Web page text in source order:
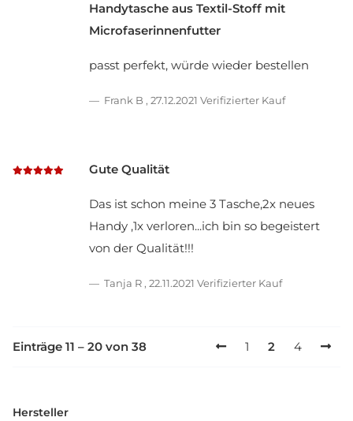
Handytasche aus Textil-Stoff mit
Microfaserinnenfutter
passt perfekt, würde wieder bestellen
Frank B , 27.12.2021 Verifizierter Kauf
Gute Qualität
Das ist schon meine 3 Tasche,2x neues
Handy ,1x verloren...ich bin so begeistert
von der Qualität!!!
Tanja R , 22.11.2021 Verifizierter Kauf
Einträge 11 – 20 von 38 1 2 4
Hersteller